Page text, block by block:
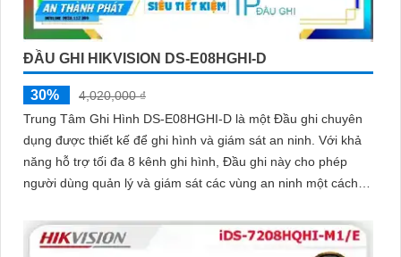
ĐẦU GHI HIKVISION DS-E08HGHI-D
30%
4,020,000 ₫
Trung Tâm Ghi Hình DS-E08HGHI-D là một Đầu ghi chuyên
dụng được thiết kế để ghi hình và giám sát an ninh. Với khả
năng hỗ trợ tối đa 8 kênh ghi hình, Đầu ghi này cho phép
người dùng quản lý và giám sát các vùng an ninh một cách